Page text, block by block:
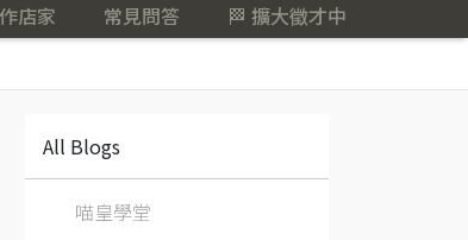
店家 常見問答 🏁 擴大徵才中
All Blogs
喵皇學堂